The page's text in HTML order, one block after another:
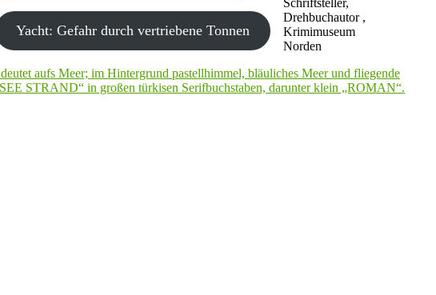
Schriftsteller,
Drehbuchautor ,
Krimimuseum
Norden
Yacht: Gefahr durch vertriebene Tonnen